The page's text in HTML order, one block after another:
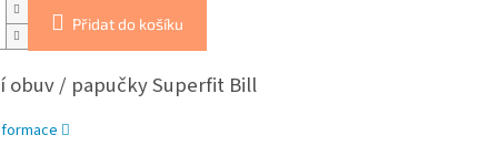
Přidat do košíku
obuv / papučky Superfit Bill